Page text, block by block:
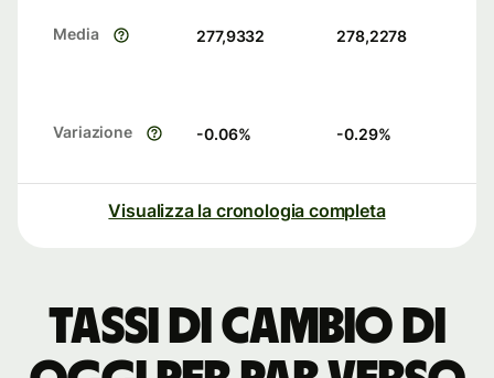
Media 277,9332 278,2278
Variazione -0.06% -0.29%
Visualizza la cronologia completa
Tassi di cambio di